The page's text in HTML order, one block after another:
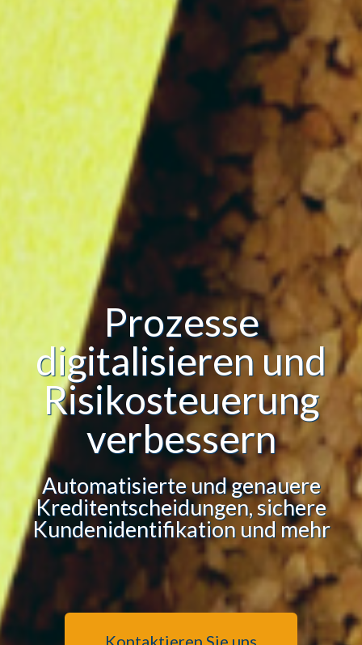
Prozesse
digitalisieren und
Risikosteuerung
verbessern
Automatisierte und genauere
Kreditentscheidungen, sichere
Kundenidentifikation und mehr